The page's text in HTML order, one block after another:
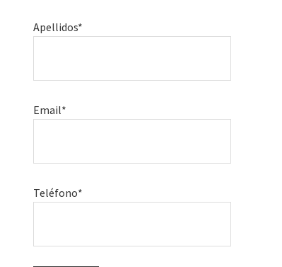
Apellidos*
Email*
Teléfono*